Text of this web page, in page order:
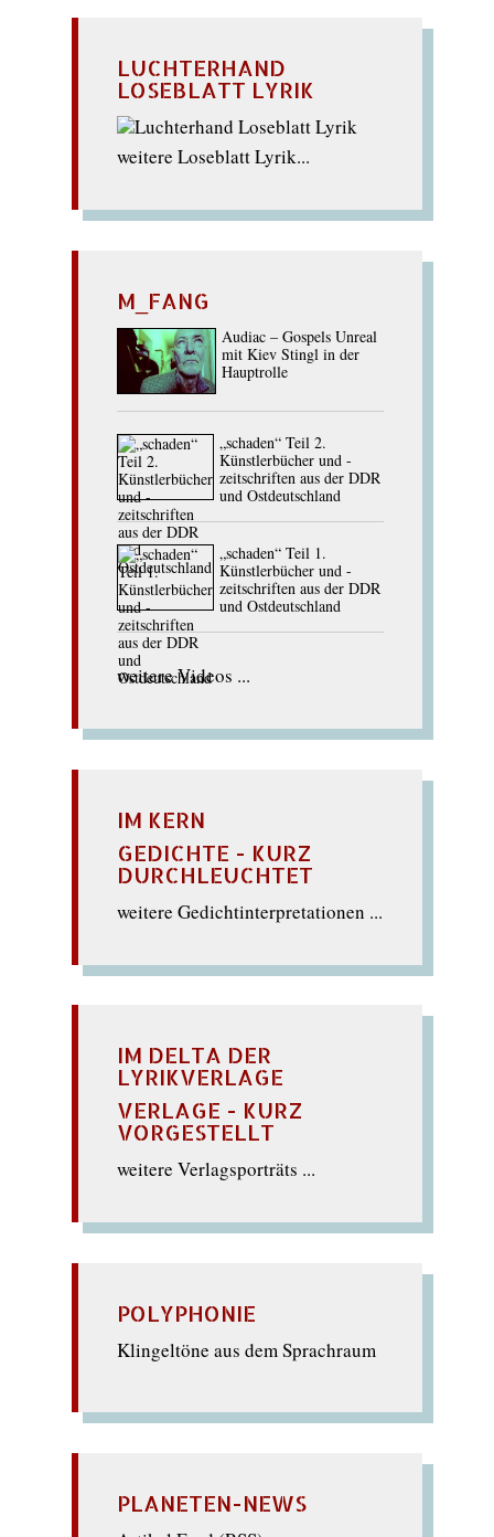
LUCHTERHAND
LOSEBLATT LYRIK
weitere Loseblatt Lyrik...
M_FANG
Audiac – Gospels Unreal
mit Kiev Stingl in der
Hauptrolle
„schaden“ Teil 2.
Künstlerbücher und -
zeitschriften aus der DDR
und Ostdeutschland
„schaden“ Teil 1.
Künstlerbücher und -
zeitschriften aus der DDR
und Ostdeutschland
weitere Videos ...
IM KERN
GEDICHTE - KURZ
DURCHLEUCHTET
weitere Gedichtinterpretationen ...
IM DELTA DER
LYRIKVERLAGE
VERLAGE - KURZ
VORGESTELLT
weitere Verlagsporträts ...
POLYPHONIE
Klingeltöne aus dem Sprachraum
PLANETEN-NEWS